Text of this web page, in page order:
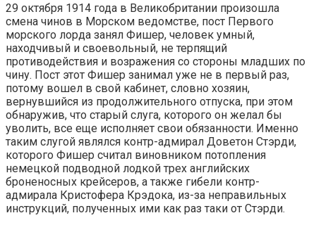
29 октября 1914 года в Великобритании произошла
смена чинов в Морском ведомстве, пост Первого
морского лорда занял Фишер, человек умный,
находчивый и своевольный, не терпящий
противодействия и возражения со стороны младших по
чину. Пост этот Фишер занимал уже не в первый раз,
потому вошел в свой кабинет, словно хозяин,
вернувшийся из продолжительного отпуска, при этом
обнаружив, что старый слуга, которого он желал бы
уволить, все еще исполняет свои обязанности. Именно
таким слугой являлся контр-адмирал Доветон Стэрди,
которого Фишер считал виновником потопления
немецкой подводной лодкой трех английских
броненосных крейсеров, а также гибели контр-
адмирала Кристофера Крэдока, из-за неправильных
инструкций, полученных ими как раз таки от Стэрди.